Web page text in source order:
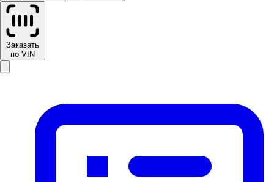
Заказать
по VIN